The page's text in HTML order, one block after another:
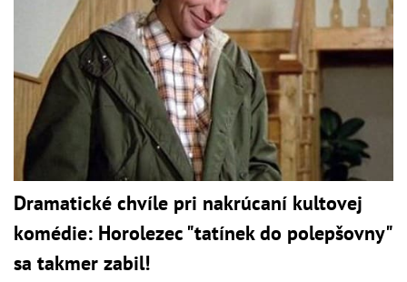
Dramatické chvíle pri nakrúcaní kultovej
komédie: Horolezec "tatínek do polepšovny"
sa takmer zabil!